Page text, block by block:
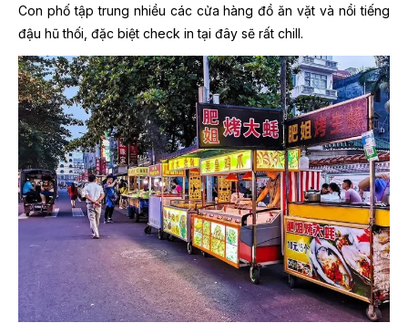
Con phố tập trung nhiều các cửa hàng đồ ăn vặt và nổi tiếng
đậu hũ thối, đặc biệt check in tại đây sẽ rất chill.